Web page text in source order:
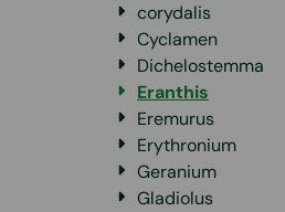
corydalis
Cyclamen
Dichelostemma
Eranthis
Eremurus
Erythronium
Geranium
Gladiolus